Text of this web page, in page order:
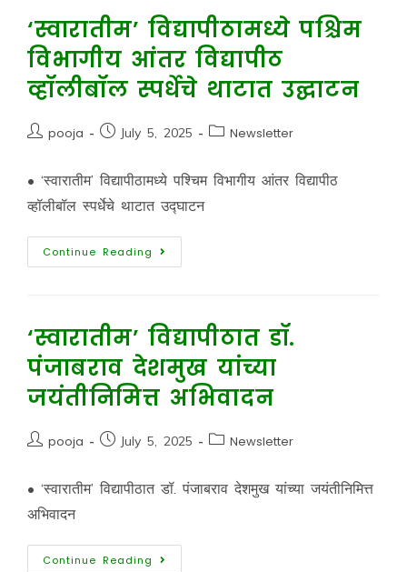
‘स्वारातीम’ विद्यापीठामध्ये पश्चिम
विभागीय आंतर विद्यापीठ
व्हॉलीबॉल स्पर्धेचे थाटात उद्घाटन
pooja July 5, 2025 Newsletter
• ‘स्वारातीम’ विद्यापीठामध्ये पश्चिम विभागीय आंतर विद्यापीठ
व्हॉलीबॉल स्पर्धेचे थाटात उद्घाटन
Continue Reading
‘स्वारातीम’ विद्यापीठात डॉ.
पंजाबराव देशमुख यांच्या
जयंतीनिमित्त अभिवादन
pooja July 5, 2025 Newsletter
• ‘स्वारातीम’ विद्यापीठात डॉ. पंजाबराव देशमुख यांच्या जयंतीनिमित्त
अभिवादन
Continue Reading